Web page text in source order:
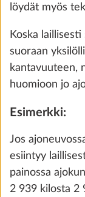
Avattavat
sävytetyt
löydät myös
Koska
suoraan
kantavuuteen,
huomioon jo
Esimerkki:
Jos
esiintyy
painossa
2 939 kilosta 2